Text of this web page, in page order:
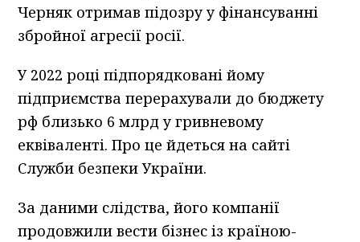
Черняк отримав підозру у фінансуванні
збройної агресії росії.
У 2022 році підпорядковані йому
підприємства перерахували до бюджету
рф близько 6 млрд у гривневому
еквіваленті. Про це йдеться на сайті
Служби безпеки України.
За даними слідства, його компанії
продовжили вести бізнес із країною-